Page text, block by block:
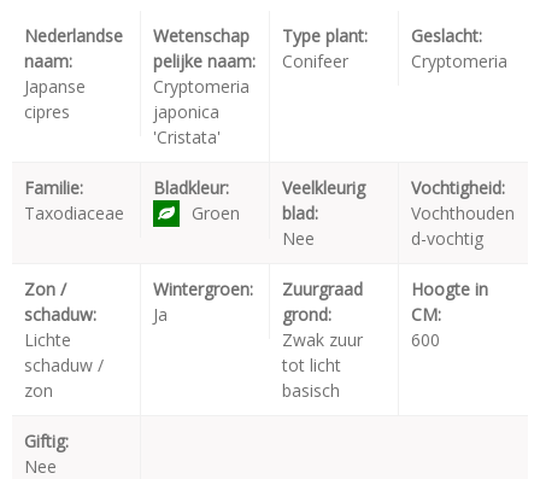
Nederlandse
naam:
Japanse
cipres
Wetenschap
pelijke naam:
Cryptomeria
japonica
'Cristata'
Type plant:
Conifeer
Geslacht:
Cryptomeria
Familie:
Taxodiaceae
Bladkleur:
Groen
Veelkleurig
blad:
Nee
Vochtigheid:
Vochthouden
d-vochtig
Zon /
schaduw:
Lichte
schaduw /
zon
Wintergroen:
Ja
Zuurgraad
grond:
Zwak zuur
tot licht
basisch
Hoogte in
CM:
600
Giftig:
Nee